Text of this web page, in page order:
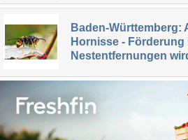
Baden-Württemberg:
Hornisse - Förderung
Nestentfernungen